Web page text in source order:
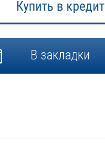
Купить в кредит
В закладки